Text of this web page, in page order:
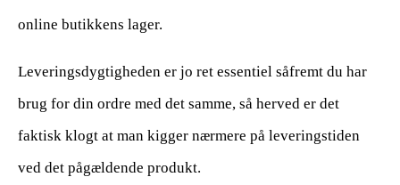
online butikkens lager.
Leveringsdygtigheden er jo ret essentiel såfremt du har
brug for din ordre med det samme, så herved er det
faktisk klogt at man kigger nærmere på leveringstiden
ved det pågældende produkt.